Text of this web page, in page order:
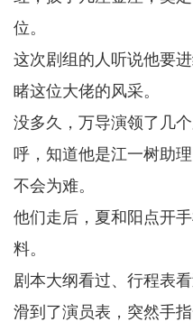
位。
这次剧组的人听说他要
睹这位大佬的风采。
没多久，万导演领了几
呼，知道他是江一树助
不会为难。
他们走后，夏和阳点开
料。
剧本大纲看过、行程表
滑到了演员表，突然手